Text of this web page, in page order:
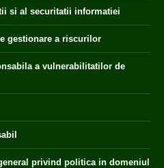
si al securitatii informatiei
gestionare a riscurilor
a vulnerabilitatilor de
privind politica in domeniul